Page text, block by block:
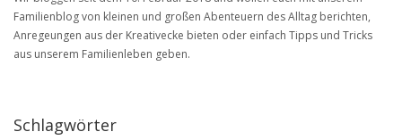
Familienblog von kleinen und großen Abenteuern des Alltag berichten,
Anregeungen aus der Kreativecke bieten oder einfach Tipps und Tricks
aus unserem Familienleben geben.
Schlagwörter